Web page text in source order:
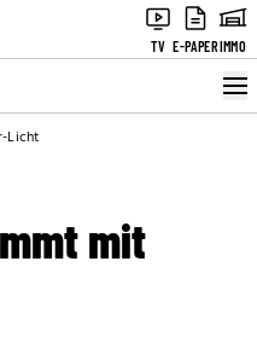
TV E-PAPERIMMO
Licht
mit